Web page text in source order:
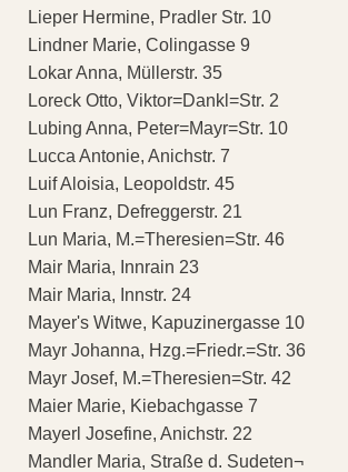
Lieper Hermine, Pradler Str. 10
Lindner Marie, Colingasse 9
Lokar Anna, Müllerstr. 35
Loreck Otto, Viktor=Dankl=Str. 2
Lubing Anna, Peter=Mayr=Str. 10
Lucca Antonie, Anichstr. 7
Luif Aloisia, Leopoldstr. 45
Lun Franz, Defreggerstr. 21
Lun Maria, M.=Theresien=Str. 46
Mair Maria, Innrain 23
Mair Maria, Innstr. 24
Mayer's Witwe, Kapuzinergasse 10
Mayr Johanna, Hzg.=Friedr.=Str. 36
Mayr Josef, M.=Theresien=Str. 42
Maier Marie, Kiebachgasse 7
Mayerl Josefine, Anichstr. 22
Mandler Maria, Straße d. Sudeten¬